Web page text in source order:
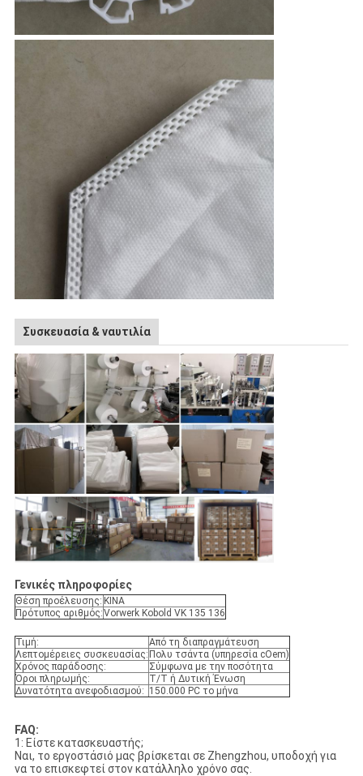
Συσκευασία & ναυτιλία
Γενικές πληροφορίες
Θέση προέλευσης: ΚΙΝΑ
Πρότυπος αριθμός:Vorwerk Kobold VK 135 136
Τιμή:
Από τη διαπραγμάτευση
Λεπτομέρειες συσκευασίας: Πολυ τσάντα (υπηρεσία cOem)
Χρόνος παράδοσης:
Σύμφωνα με την ποσότητα
Όροι πληρωμής:
T/T ή Δυτική Ένωση
Δυνατότητα ανεφοδιασμού: 150.000 PC το μήνα
FAQ:
1: Είστε κατασκευαστής;
Ναι, το εργοστάσιό μας βρίσκεται σε Zhengzhou, υποδοχή για
να το επισκεφτεί στον κατάλληλο χρόνο σας.